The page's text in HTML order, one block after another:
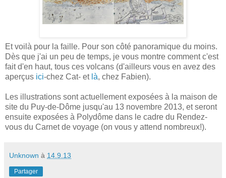
Et voilà pour la faille. Pour son côté panoramique du moins.
Dès que j'ai un peu de temps, je vous montre comment c'est
fait d'en haut, tous ces volcans (d'ailleurs vous en avez des
aperçus ici-chez Cat- et là, chez Fabien).
Les illustrations sont actuellement exposées à la maison de
site du Puy-de-Dôme jusqu'au 13 novembre 2013, et seront
ensuite exposées à Polydôme dans le cadre du Rendez-
vous du Carnet de voyage (on vous y attend nombreux!).
Unknown à 14.9.13
Partager